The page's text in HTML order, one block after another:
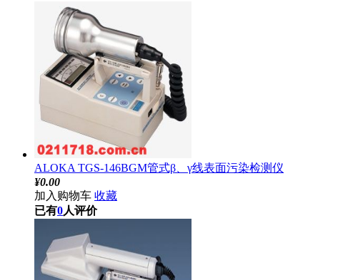
ALOKA TGS-146BGM管式β、γ线表面污染检测仪
¥0.00
加入购物车 收藏
已有0人评价